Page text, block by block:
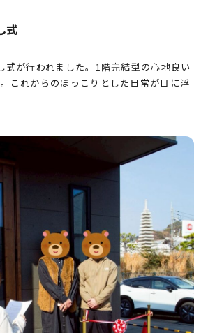
式
式が行われました。1階完結型の心地良い
これからのほっこりとした日常が目に浮